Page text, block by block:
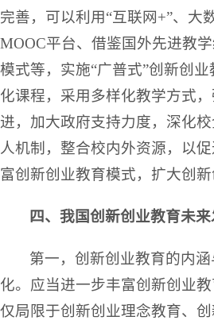
完善，可以利用“互联网+”、大
MOOC平台、借鉴国外先进教
模式等，实施“广普式”创新创
化课程，采用多样化教学方式，
进，加大政府支持力度，深化
人机制，整合校内外资源，以
富创新创业教育模式，扩大创新
四、我国创新创业教育未
第一，创新创业教育的内
化。应当进一步丰富创新创业
仅局限于创新创业理念教育、